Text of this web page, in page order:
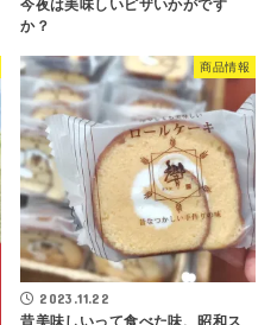
今夜は美味しいピザいかがです
か？
商品情報
2023.11.22